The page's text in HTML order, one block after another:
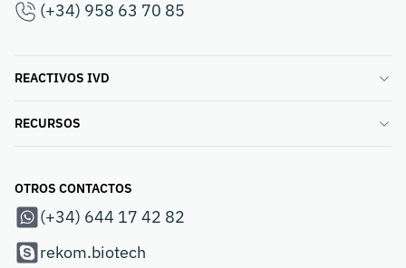
(+34) 958 63 70 85
REACTIVOS IVD
RECURSOS
OTROS CONTACTOS
(+34) 644 17 42 82
rekom.biotech